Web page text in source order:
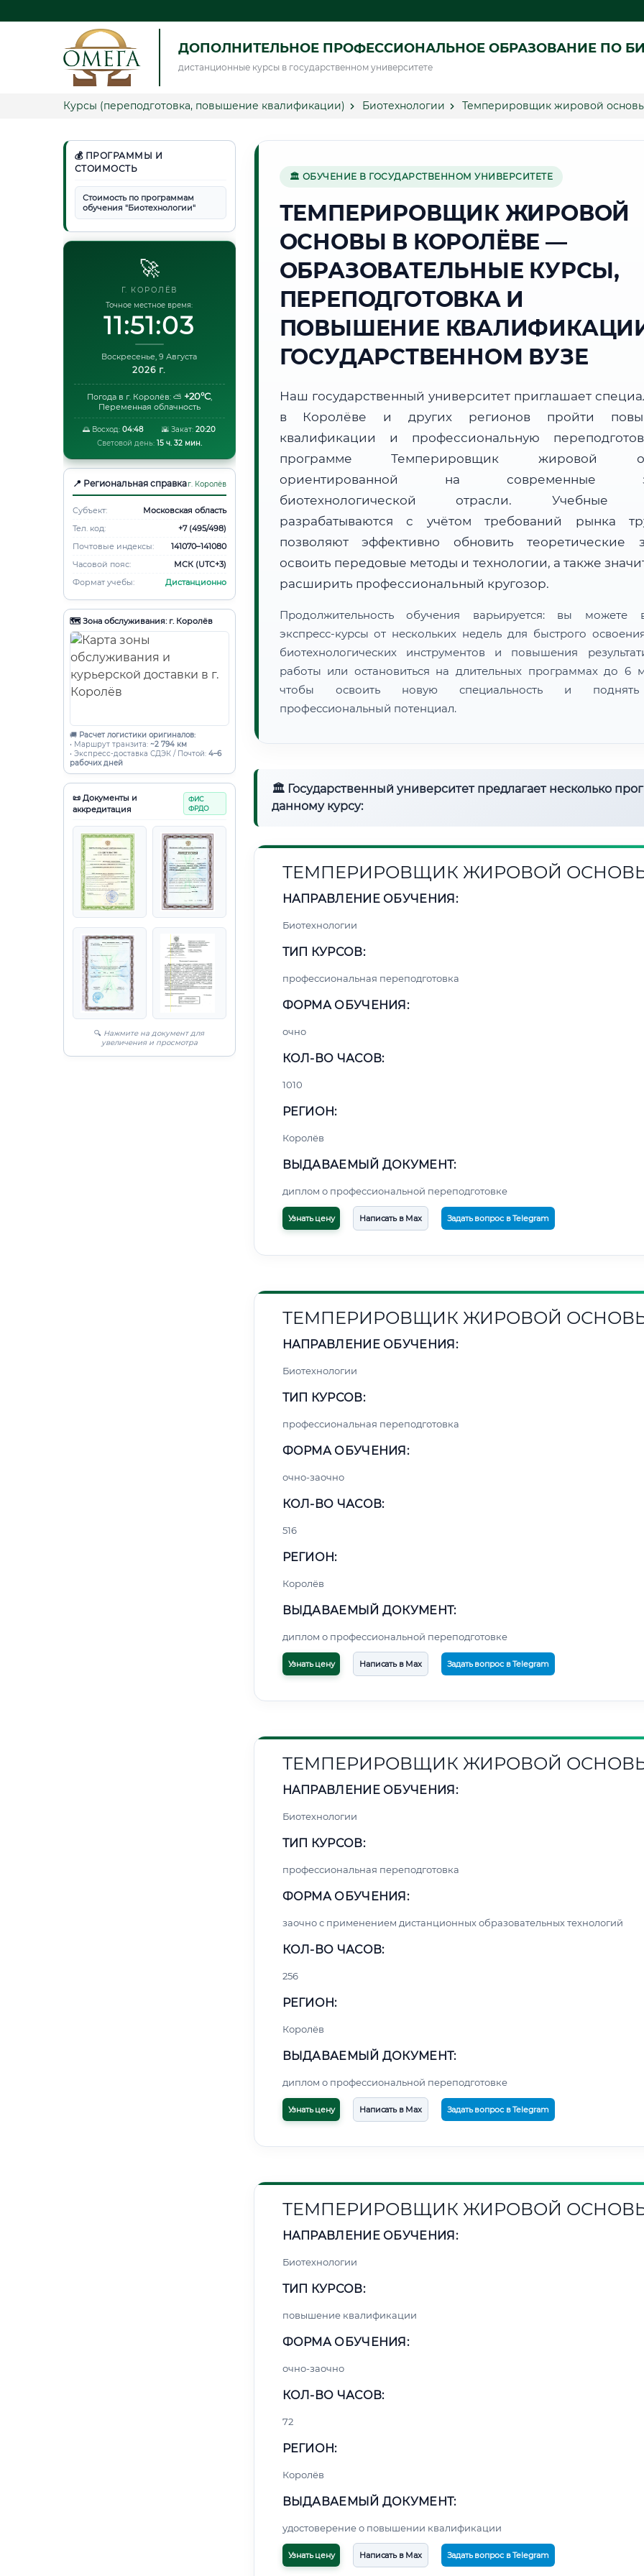
ДОПОЛНИТЕЛЬНОЕ ПРОФЕССИОНАЛЬНОЕ ОБРАЗОВАНИЕ ПО
дистанционные курсы в государственном университете
Курсы (переподготовка, повышение квалификации) Биотехнологии Темперировщик жировой
💰 ПРОГРАММЫ И
СТОИМОСТЬ
Стоимость по программам
обучения "Биотехнологии"
🚀
Г. КОРОЛЁВ
Точное местное время:
11:51:04
Воскресенье, 9 Августа
2026 г.
Погода в г. Королёв: ⛅ +20°C,
Переменная облачность
🌅 Восход:04:48 🌇 Закат: 20:20
Световой день: 15 ч. 32 мин.
📍 Региональная справкаг. Королёв
Субъект:
Московская область
Тел. код:
+7 (495/498)
Почтовые индексы:
141070–141080
Часовой пояс:
МСК (UTC+3)
Формат учебы:
Дистанционно
🗺️ Зона обслуживания: г. Королёв
🚚 Расчет логистики оригиналов:
• Маршрут транзита: ~2 794 км
• Экспресс-доставка СДЭК / Почтой: 4–6
рабочих дней
📜 Документы и
аккредитация
ФИС
ФРДО
🔍 Нажмите на документ для
увеличения и просмотра
🏛 ОБУЧЕНИЕ В ГОСУДАРСТВЕННОМ УНИВЕРСИТЕТЕ
ТЕМПЕРИРОВЩИК ЖИРОВОЙ
ОСНОВЫ В КОРОЛЁВЕ —
ОБРАЗОВАТЕЛЬНЫЕ КУРСЫ,
ПЕРЕПОДГОТОВКА И
ПОВЫШЕНИЕ
ГОСУДАРСТВЕННОМ ВУЗЕ
Наш государственный университет приглашает
в Королёве и других регионов пройти
квалификации и профессиональную
программе Темперировщик жировой
ориентированной на современные
биотехнологической отрасли. Учебные
разрабатываются с учётом требований рынка
позволяют эффективно обновить теоретические
освоить передовые методы и технологии, а также
расширить профессиональный кругозор.
Продолжительность обучения варьируется: вы можете
экспресс-курсы от нескольких недель для быстрого
биотехнологических инструментов и повышения
работы или остановиться на длительных программах до 6
чтобы освоить новую специальность и
профессиональный потенциал.
🏛 Государственный университет предлагает несколько
данному курсу:
ТЕМПЕРИРОВЩИК ЖИРОВОЙ
НАПРАВЛЕНИЕ ОБУЧЕНИЯ:
Биотехнологии
ТИП КУРСОВ:
профессиональная переподготовка
ФОРМА ОБУЧЕНИЯ:
очно
КОЛ-ВО ЧАСОВ:
1010
РЕГИОН:
Королёв
ВЫДАВАЕМЫЙ ДОКУМЕНТ:
диплом о профессиональной переподготовке
Узнать цену Написать в Max Задать вопрос в Telegram
ТЕМПЕРИРОВЩИК ЖИРОВОЙ
НАПРАВЛЕНИЕ ОБУЧЕНИЯ:
Биотехнологии
ТИП КУРСОВ:
профессиональная переподготовка
ФОРМА ОБУЧЕНИЯ:
очно-заочно
КОЛ-ВО ЧАСОВ:
516
РЕГИОН:
Королёв
ВЫДАВАЕМЫЙ ДОКУМЕНТ:
диплом о профессиональной переподготовке
Узнать цену Написать в Max Задать вопрос в Telegram
ТЕМПЕРИРОВЩИК ЖИРОВОЙ
НАПРАВЛЕНИЕ ОБУЧЕНИЯ:
Биотехнологии
ТИП КУРСОВ:
профессиональная переподготовка
ФОРМА ОБУЧЕНИЯ:
заочно с применением дистанционных образовательных технологий
КОЛ-ВО ЧАСОВ:
256
РЕГИОН:
Королёв
ВЫДАВАЕМЫЙ ДОКУМЕНТ:
диплом о профессиональной переподготовке
Узнать цену Написать в Max Задать вопрос в Telegram
ТЕМПЕРИРОВЩИК ЖИРОВОЙ
НАПРАВЛЕНИЕ ОБУЧЕНИЯ:
Биотехнологии
ТИП КУРСОВ:
повышение квалификации
ФОРМА ОБУЧЕНИЯ:
очно-заочно
КОЛ-ВО ЧАСОВ:
72
РЕГИОН:
Королёв
ВЫДАВАЕМЫЙ ДОКУМЕНТ:
удостоверение о повышении квалификации
Узнать цену Написать в Max Задать вопрос в Telegram